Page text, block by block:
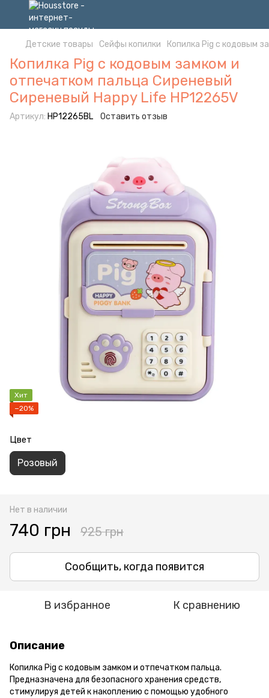
Детские товары Сейфы копилки Копилка Pig с кодовым
Копилка Pig с кодовым замком и
отпечатком пальца Сиреневый
Сиреневый Happy Life HP12265V
Артикул: HP12265BL Оставить отзыв
Хит
−20%
Цвет
Розовый
Нет в наличии
740 грн 925 грн
Сообщить, когда появится
В избранное К сравнению
Описание
Копилка Pig с кодовым замком и отпечатком пальца.
Предназначена для безопасного хранения средств,
стимулируя детей к накоплению с помощью удобного